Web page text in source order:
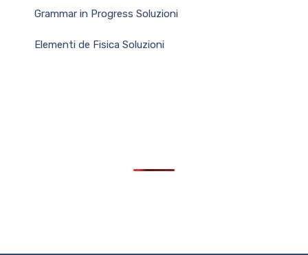
Grammar in Progress Soluzioni
Elementi de Fisica Soluzioni